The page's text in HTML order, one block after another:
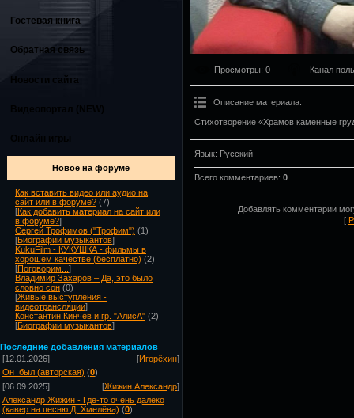
Гостевая книга
Обратная связь
Новости сайта
Новое на форуме
Как вставить видео или аудио на
сайт или в форуме? (7)
[Как добавить материал на сайт или
в форуме?]
Сергей Трофимов ("Трофим") (1)
[Биографии музыкантов]
KukuFilm - КУКУШКА - фильмы в
хорошем качестве (бесплатно) (2)
[Поговорим... ]
Владимир Захаров – Да, это было
словно сон (0)
[Живые выступления -
видеотрансляции]
Константин Кинчев и гр. "АлисА" (2)
[Биографии музыкантов]
Последние добавления материалов
[12.01.2026]
[Игорёхин]
Он_был (авторская) (0)
[06.09.2025]
[Жижин Александр]
Александр Жижин - Где-то очень далеко
(кавер на песню Д. Хмелёва) (0)
Просмотры: 0 Канал
Описание материала:
Стихотворение «Храмов каменные
Язык: Русский
Всего комментариев: 0
Добавлять комментарии
[